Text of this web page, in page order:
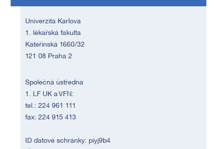
Univerzita Karlova
1. lékařská fakulta
Kateřinská 1660/32
121 08 Praha 2
Společná ústředna
1. LF UK a VFN:
tel.: 224 961 111
fax: 224 915 413
ID datové schránky: piyj9b4